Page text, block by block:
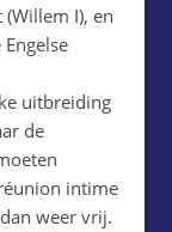
I), en
uitbreiding
de
intime
weer vrij.